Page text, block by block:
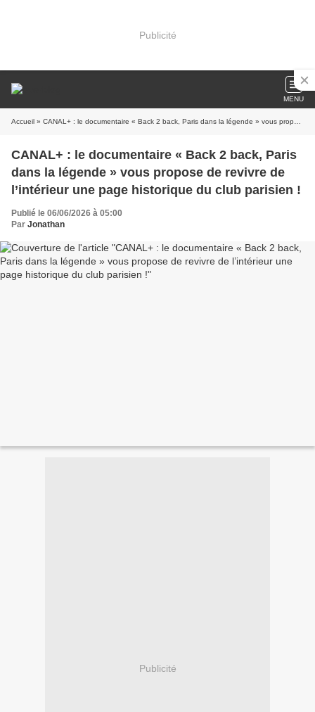
Publicité
MENU
Accueil » CANAL+ : le documentaire « Back 2 back, Paris dans la légende » vous propose de revivre de l’intérieur une page historique du club parisien !
CANAL+ : le documentaire « Back 2 back, Paris
dans la légende » vous propose de revivre de
l’intérieur une page historique du club parisien !
Publié le 06/06/2026 à 05:00
Par Jonathan
Publicité